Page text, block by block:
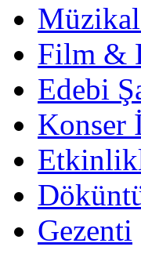
Film &
Edebi
Konser
Gezenti